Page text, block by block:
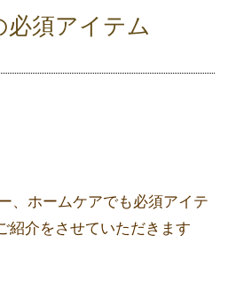
必須アイテム
、ホームケアでも必須アイテ
紹介をさせていただきます